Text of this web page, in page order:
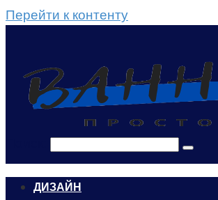
Перейти к контенту
ДИЗАЙН